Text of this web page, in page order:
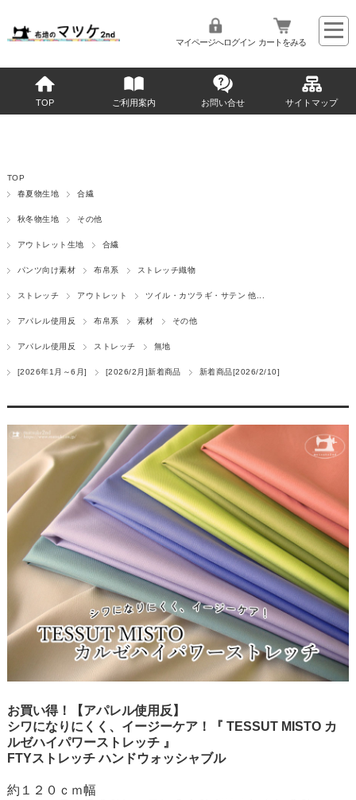
マイページへログイン カートをみる
TOP ご利用案内 お問い合せ サイトマップ
TOP
春夏物生地
合繊
秋冬物生地 その他
アウトレット生地 合繊
パンツ向け素材 布帛系 ストレッチ織物
ストレッチ アウトレット ツイル・カツラギ・サテン 他...
アパレル使用反 布帛系 素材 その他
アパレル使用反 ストレッチ 無地
[2026年1月～6月] [2026/2月]新着商品 新着商品[2026/2/10]
お買い得！【アパレル使用反】
シワになりにくく、イージーケア！『 TESSUT MISTO カ
ルゼハイパワーストレッチ 』
FTYストレッチ ハンドウォッシャブル
約１２０ｃｍ幅